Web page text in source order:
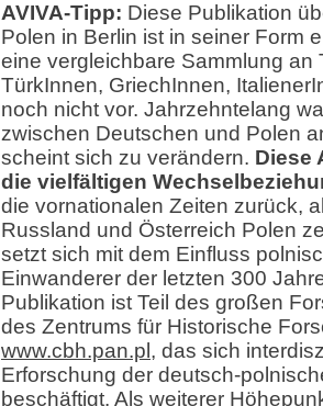
AVIVA-Tipp: Diese Publikation
Polen in Berlin ist in seiner Form
eine vergleichbare Sammlung an
TürkInnen, GriechInnen,
noch nicht vor. Jahrzehntelang
zwischen Deutschen und Polen
scheint sich zu verändern. Diese
die vielfältigen
die vornationalen Zeiten zurück,
Russland und Österreich Polen
setzt sich mit dem Einfluss
Einwanderer der letzten 300
Publikation ist Teil des großen
des Zentrums für Historische
www.cbh.pan.pl , das sich
Erforschung der deutsch-
beschäftigt. Als weiterer